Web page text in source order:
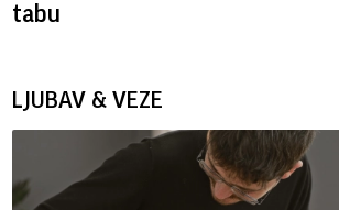
tabu
LJUBAV & VEZE